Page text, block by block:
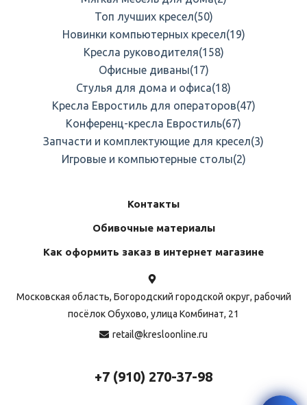
Топ лучших кресел(50)
Новинки компьютерных кресел(19)
Кресла руководителя(158)
Офисные диваны(17)
Стулья для дома и офиса(18)
Кресла Евростиль для операторов(47)
Конференц-кресла Евростиль(67)
Запчасти и комплектующие для кресел(3)
Игровые и компьютерные столы(2)
Контакты
Обивочные материалы
Как оформить заказ в интернет магазине
Московская область, Богородский городской округ, рабочий
посёлок Обухово, улица Комбинат, 21
retail@kresloonline.ru
+7 (910) 270-37-98